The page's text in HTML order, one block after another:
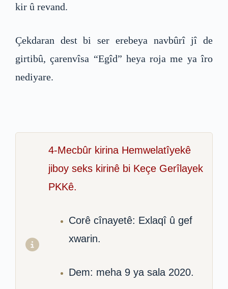
kir û revand.
Çekdaran dest bi ser erebeya navbûrî jî de
girtibû, çarenvîsa “Egîd” heya roja me ya îro
nediyare.
4-Mecbûr kirina Hemwelatîyekê
jiboy seks kirinê bi Keçe Gerîlayek
PKKê.
Corê cînayetê: Exlaqî û gef
xwarin.
Dem: meha 9 ya sala 2020.